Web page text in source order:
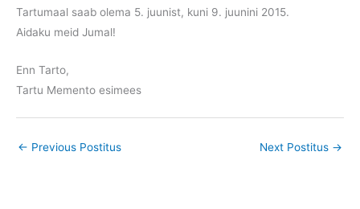
Tartumaal saab olema 5. juunist, kuni 9. juunini 2015.
Aidaku meid Jumal!
Enn Tarto,
Tartu Memento esimees
← Previous Postitus Next Postitus →